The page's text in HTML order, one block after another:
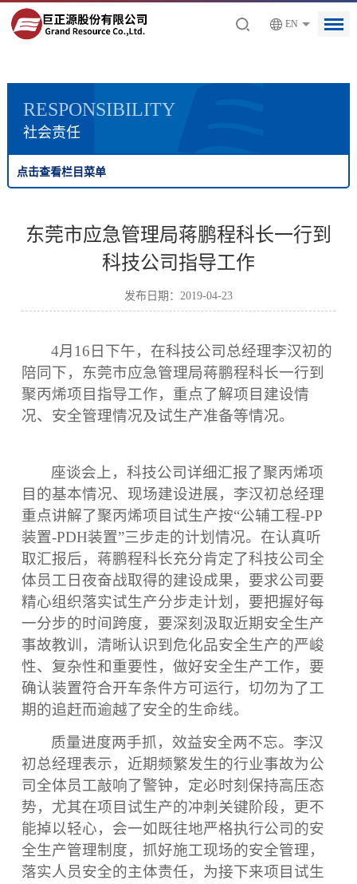
EN
RESPONSIBILITY
社会责任
点击查看栏目菜单
东莞市应急管理局蒋鹏程科长一行到
科技公司指导工作
发布日期：2019-04-23
4月16日下午，在科技公司总经理李汉初的
陪同下，东莞市应急管理局蒋鹏程科长一行到
聚丙烯项目指导工作，重点了解项目建设情
况、安全管理情况及试生产准备等情况。
座谈会上，科技公司详细汇报了聚丙烯项
目的基本情况、现场建设进展，李汉初总经理
重点讲解了聚丙烯项目试生产按“公辅工程-PP
装置-PDH装置”三步走的计划情况。在认真听
取汇报后，蒋鹏程科长充分肯定了科技公司全
体员工日夜奋战取得的建设成果，要求公司要
精心组织落实试生产分步走计划，要把握好每
一分步的时间跨度，要深刻汲取近期安全生产
事故教训，清晰认识到危化品安全生产的严峻
性、复杂性和重要性，做好安全生产工作，要
确认装置符合开车条件方可运行，切勿为了工
期的追赶而逾越了安全的生命线。
质量进度两手抓，效益安全两不忘。李汉
初总经理表示，近期频繁发生的行业事故为公
司全体员工敲响了警钟，定必时刻保持高压态
势，尤其在项目试生产的冲刺关键阶段，更不
能掉以轻心，会一如既往地严格执行公司的安
全生产管理制度，抓好施工现场的安全管理，
落实人员安全的主体责任，为接下来项目试生